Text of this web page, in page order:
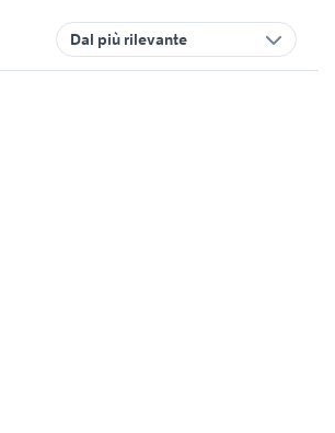
Dal più rilevante